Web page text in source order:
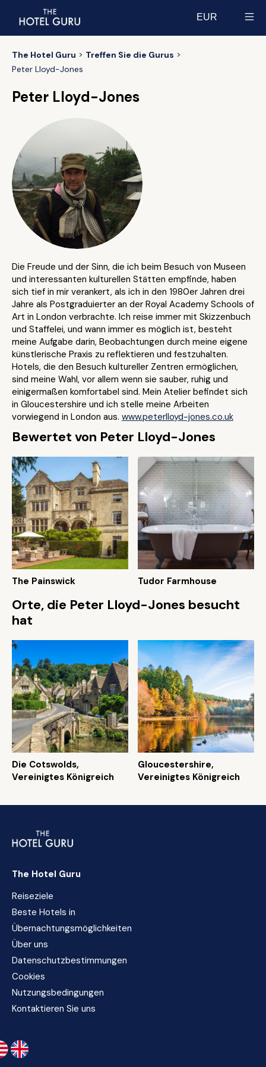
EUR
The Hotel Guru
Treffen Sie die Gurus
Peter Lloyd-Jones
Peter Lloyd-Jones
Die Freude und der Sinn, die ich beim Besuch von Museen
und interessanten kulturellen Stätten empfinde, haben
sich tief in mir verankert, als ich in den 1980er Jahren drei
Jahre als Postgraduierter an der Royal Academy Schools of
Art in London verbrachte. Ich reise immer mit Skizzenbuch
und Staffelei, und wann immer es möglich ist, besteht
meine Aufgabe darin, Beobachtungen durch meine eigene
künstlerische Praxis zu reflektieren und festzuhalten.
Hotels, die den Besuch kultureller Zentren ermöglichen,
sind meine Wahl, vor allem wenn sie sauber, ruhig und
einigermaßen komfortabel sind. Mein Atelier befindet sich
in Gloucestershire und ich stelle meine Arbeiten
vorwiegend in London aus. www.peterlloyd-jones.co.uk
Bewertet von Peter Lloyd-Jones
The Painswick Tudor Farmhouse
Orte, die Peter Lloyd-Jones besucht
hat
Die Cotswolds,
Vereinigtes Königreich
Gloucestershire,
Vereinigtes Königreich
The Hotel Guru
Reiseziele
Beste Hotels in
Übernachtungsmöglichkeiten
Über uns
Datenschutzbestimmungen
Cookies
Nutzungsbedingungen
Kontaktieren Sie uns